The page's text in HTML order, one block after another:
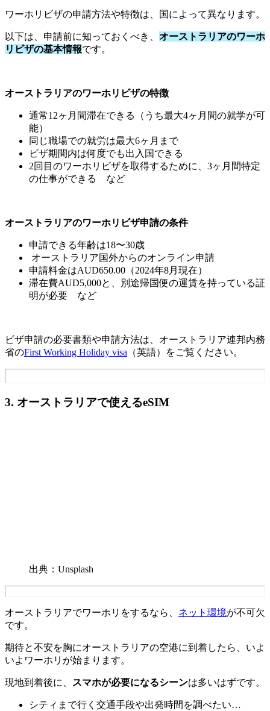
ワーホリビザの申請方法や特徴は、国によって異なります。
以下は、申請前に知っておくべき、 オーストラリアのワーホ
リビザの基本情報です。
オーストラリアのワーホリビザの特徴
通常12ヶ月間滞在できる（うち最大4ヶ月間の就学が可
能）
同じ職場での就労は最大6ヶ月まで
ビザ期間内は何度でも出入国できる
2回目のワーホリビザを取得するために、3ヶ月間特定
の仕事ができる など
オーストラリアのワーホリビザ申請の条件
申請できる年齢は18〜30歳
オーストラリア国外からのオンライン申請
申請料金はAUD650.00（2024年8月現在）
滞在費AUD5,000と、別途帰国便の運賃を持っている証
明が必要 など
ビザ申請の必要書類や申請方法は、オーストラリア連邦内務
省のFirst Working Holiday visa （英語）をご覧ください。
3. オーストラリアで使えるeSIM
出典：Unsplash
オーストラリアでワーホリをするなら、 ネット環境が不可欠
です。
期待と不安を胸にオーストラリアの空港に到着したら、いよ
いよワーホリが始まります。
現地到着後に、 スマホが必要になるシーンは多いはずです。
シティまで行く交通手段や出発時間を調べたい…